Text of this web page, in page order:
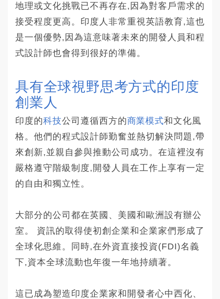
地理或文化挑戰已不再存在,因為對客戶需求的
接受程度更高。印度人非常重視英語教育,這也
是一個優勢,因為這意味著未來的開發人員和程
式設計師也會得到很好的準備。
具有全球視野思考方式的印度
創業人
印度的科技公司遵循西方的商業模式和文化風
格。他們的程式設計師勤奮並熱切解決問題,帶
來創新,並親自參與推動公司成功。在這裡沒有
嚴格遵守階級制度,開發人員在工作上享有一定
的自由和獨立性。
大部分的公司都在英國、美國和歐洲設有辦公
室。 資訊的取得使初創企業和企業家們形成了
全球化思維。同時,在外資直接投資(FDI)名義
下,資本全球流動也年復一年地持續著。
這已成為塑造印度企業家和開發者心中西化、